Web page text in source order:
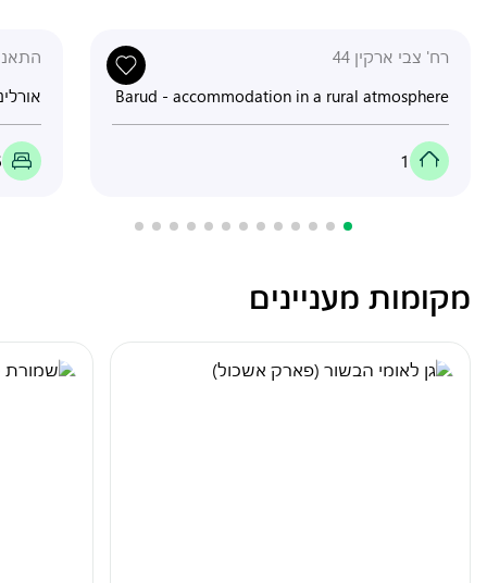
רח' צבי ארקין 44
Barud - accommodation in a rural atmosphere
1
התאנה
מקומות מעניינים